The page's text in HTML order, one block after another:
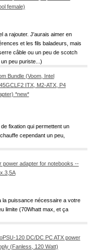
female)
a rajouter. J'aurais aimer en
et les fils baladeurs, mais
câble ou un peu de scotch
peu puriste...)
Bundle (Voom, Intel
ITX, M2-ATX, P4
*new*
fixation qui permettent un
cependant un peu,
power adapter for notebooks --
la puissance nécessaire a votre
limite (70Whatt max, et ça
120 DC/DC PC ATX power
(Fanless, 120 Watt)